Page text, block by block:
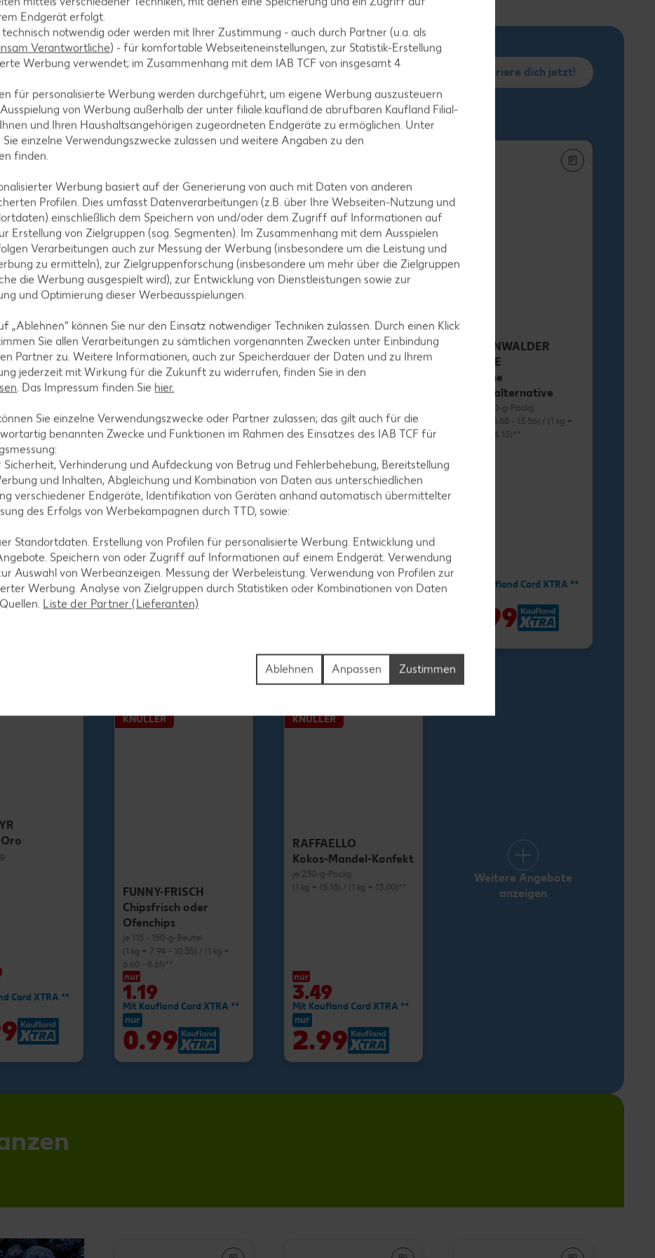
Registriere dich jetzt!
Drink
Card XTRA **
MILRAM
Körniger Frischkäse
je 200-g-Packg.
-23%
1.29
1.69
Mit Kaufland Card XTRA **
-34%
1.11
AKTION
IGLO
Backfisch-Stäbchen
oder Filegro XXL
je 480 - 728-g-Packg.
(1 kg = 6.10 - 9.25) / (1 kg = 5.49
- 8.32)**
nur
4.44*
Mit Kaufland Card XTRA **
RÜGENWALDER
MÜHLE
Vegane
Wurstalternative
je 70 - 80-g-Packg.
(1 kg = 13.88 - 15.86) / (1 kg =
12.38 - 14.15)**
Mit Kaufland Card XTRA **
0.99
Card XTRA **
KNÜLLER
FUNNY-FRISCH
Chipsfrisch oder
Ofenchips
je 115 - 150-g-Beutel
(1 kg = 7.94 - 10.35) / (1 kg =
6.60 - 8.61)**
nur
1.19
Mit Kaufland Card XTRA **
nur
0.99
KNÜLLER
RAFFAELLO
Kokos-Mandel-Konfekt
je 230-g-Packg.
(1 kg = 15.18) / (1 kg = 13.00)**
nur
3.49
Mit Kaufland Card XTRA **
nur
2.99
Weitere Angebote
anzeigen
Endgerät erfolgt.
technisch notwendig oder werden mit Ihrer Zustimmung - auch durch Partner (u.a. als
Verantwortliche) - für komfortable Webseiteneinstellungen, zur Statistik-Erstellung
Werbung verwendet; im Zusammenhang mit dem IAB TCF von insgesamt4
für personalisierte Werbung werden durchgeführt, um eigene Werbung auszusteuern
von Werbung außerhalb der unter filiale.kaufland.de abrufbaren Kaufland Filial-
und Ihren Haushaltsangehörigen zugeordneten Endgeräte zu ermöglichen. Unter
Sie einzelne Verwendungszwecke zulassen und weitere Angaben zu den
finden.
Werbung basiert auf der Generierung von auch mit Daten von anderen
Profilen. Dies umfasst Datenverarbeitungen (z.B. über Ihre Webseiten-Nutzung und
einschließlich dem Speichern von und/oder dem Zugriff auf Informationen auf
Erstellung von Zielgruppen (sog. Segmenten). Im Zusammenhang mit dem Ausspielen
Verarbeitungen auch zur Messung der Werbung (insbesondere um die Leistung und
zu ermitteln), zur Zielgruppenforschung (insbesondere um mehr über die Zielgruppen
die Werbung ausgespielt wird), zur Entwicklung von Dienstleistungen sowie zur
und Optimierung dieser Werbeausspielungen.
„Ablehnen“ können Sie nur den Einsatz notwendiger Techniken zulassen. Durch einen Klick
Sie allen Verarbeitungen zu sämtlichen vorgenannten Zwecken unter Einbindung
Partner zu. Weitere Informationen, auch zur Speicherdauer der Daten und zu Ihrem
jederzeit mit Wirkung für die Zukunft zu widerrufen, finden Sie in den
. Das Impressum finden Sie hier.
Sie einzelne Verwendungszwecke oder Partner zulassen; das gilt auch für die
benannten Zwecke und Funktionen im Rahmen des Einsatzes des IAB TCF für
Verhinderung und Aufdeckung von Betrug und Fehlerbehebung, Bereitstellung
und Inhalten, Abgleichung und Kombination von Daten aus unterschiedlichen
verschiedener Endgeräte, Identifikation von Geräten anhand automatisch übermittelter
des Erfolgs von Werbekampagnen durch TTD, sowie:
Standortdaten. Erstellung von Profilen für personalisierte Werbung. Entwicklung und
Speichern von oder Zugriff auf Informationen auf einem Endgerät. Verwendung
Auswahl von Werbeanzeigen. Messung der Werbeleistung. Verwendung von Profilen zur
Werbung. Analyse von Zielgruppen durch Statistiken oder Kombinationen von Daten
Liste der Partner (Lieferanten)
Zustimmen
Anpassen
Ablehnen